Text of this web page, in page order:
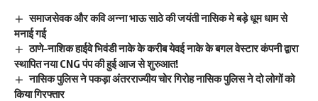
समाजसेवक और कवि अन्ना भाऊ साठे की जयंती नासिक मे बड़े धूम धाम से
मनाई गई
ठाणे–नाशिक हाईवे भिवंडी नाके के करीब येवई नाके के बगल वेस्टार कंपनी द्वारा
स्थापित नया CNG पंप की हुई आज से शुरुआत!
नासिक पुलिस ने पकड़ा अंतरराज्यीय चोर गिरोह नासिक पुलिस ने दो लोगों को
किया गिरफ्तार